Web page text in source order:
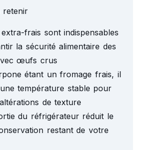
retenir
frais sont indispensables
la sécurité alimentaire des
œufs crus
étant un fromage frais, il
température stable pour
de texture
du réfrigérateur réduit le
restant de votre